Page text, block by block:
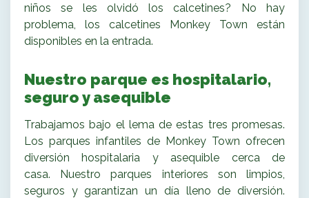
niños se les olvidó los calcetines? No hay
problema, los calcetines Monkey Town están
disponibles en la entrada.
Nuestro parque es hospitalario,
seguro y asequible
Trabajamos bajo el lema de estas tres promesas.
Los parques infantiles de Monkey Town ofrecen
diversión hospitalaria y asequible cerca de
casa. Nuestro parques interiores son limpios,
seguros y garantizan un día lleno de diversión.